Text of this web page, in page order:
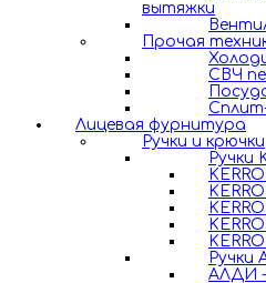
вытяжки
Прочая
СВЧ
Лицевая фурнитура
Ручки и крючки
Ручки
Ручки
АЛДИ -